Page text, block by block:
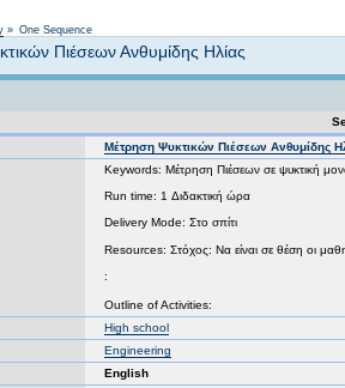
» One Sequence
Πιέσεων Ανθυμίδης Ηλίας
Μέτρηση Ψυκτικών Πιέσεων Ανθυμίδης
Keywords: Μέτρηση Πιέσεων σε ψυκτική
Run time: 1 Διδακτική ώρα
Delivery Mode: Στο σπίτι
Resources: Στόχος: Να είναι σε θέση οι
:
Outline of Activities:
High school
Engineering
English